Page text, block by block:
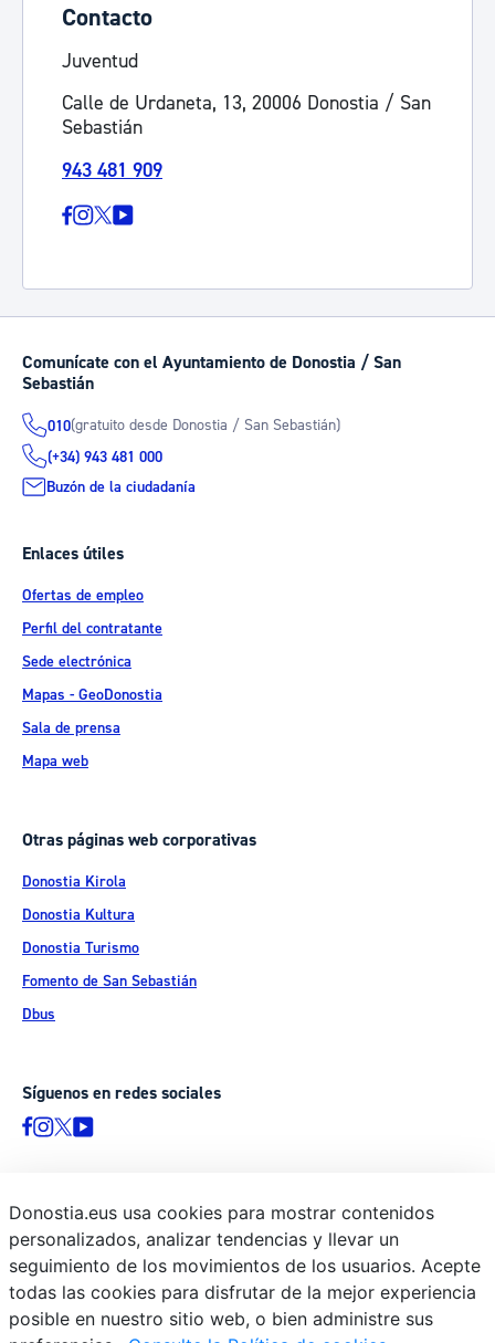
Contacto
Juventud
Calle de Urdaneta, 13, 20006 Donostia / San
Sebastián
943 481 909
Comunícate con el Ayuntamiento de Donostia / San
Sebastián
010(gratuito desde Donostia / San Sebastián)
(+34) 943 481 000
Buzón de la ciudadanía
Enlaces útiles
Ofertas de empleo
Perfil del contratante
Sede electrónica
Mapas - GeoDonostia
Sala de prensa
Mapa web
Otras páginas web corporativas
Donostia Kirola
Donostia Kultura
Donostia Turismo
Fomento de San Sebastián
Dbus
Síguenos en redes sociales
© Donostiako Udala - Ayuntamiento de Donostia / San Sebastián
Ijentea 1, 20003 Donostia / San Sebastián
Aviso legal
Política de privacidad
Donostia.eus usa cookies para mostrar contenidos
personalizados, analizar tendencias y llevar un
seguimiento de los movimientos de los usuarios. Acepte
todas las cookies para disfrutar de la mejor experiencia
posible en nuestro sitio web, o bien administre sus